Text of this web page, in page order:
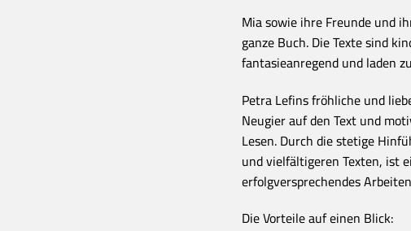
Mia sowie ihre Freunde und
ganze Buch. Die Texte sind
fantasieanregend und laden
Petra Lefins fröhliche und
Neugier auf den Text und
Lesen. Durch die stetige
und vielfältigeren Texten, ist
erfolgversprechendes
Die Vorteile auf einen Blick: